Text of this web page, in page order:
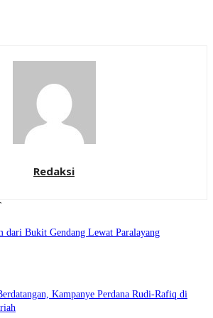
Redaksi
dari Bukit Gendang Lewat Paralayang
Kampanye Perdana Rudi-Rafiq di